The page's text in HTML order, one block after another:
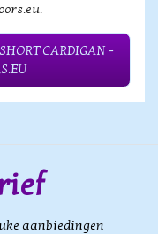
CARDIGAN –
aanbiedingen